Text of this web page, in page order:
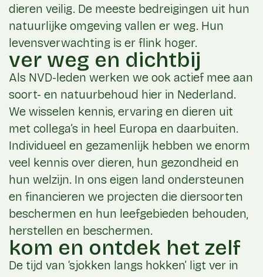
dieren veilig. De meeste bedreigingen uit hun
natuurlijke omgeving vallen er weg. Hun
levensverwachting is er flink hoger.
ver weg en dichtbij
Als NVD-leden werken we ook actief mee aan
soort- en natuurbehoud hier in Nederland.
We wisselen kennis, ervaring en dieren uit
met collega’s in heel Europa en daarbuiten.
Individueel en gezamenlijk hebben we enorm
veel kennis over dieren, hun gezondheid en
hun welzijn. In ons eigen land ondersteunen
en financieren we projecten die diersoorten
beschermen en hun leefgebieden behouden,
herstellen en beschermen.
kom en ontdek het zelf
De tijd van ‘sjokken langs hokken’ ligt ver in